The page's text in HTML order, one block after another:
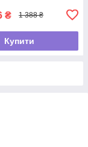
₴ 1 388 ₴
Купити